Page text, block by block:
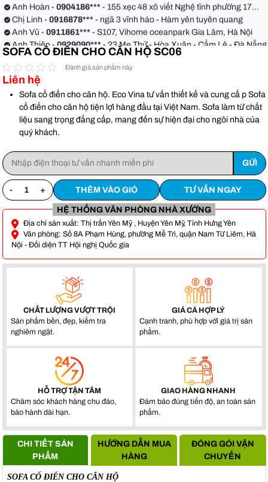
Anh Hoàn - 0904186*** - 155 xẹc 48 xô viết Nghệ tĩnh phường 17
quận Bình Thạnh
Chị Linh - 0916878***
- ngã 3 vĩnh hảo - Hàm yên tuyên quang
Anh Vũ - 0911861*** - S107, Vihome oceanpark Gia Lâm, Hà Nội
Anh Thiện - 0929090*** - 23 Mẹ Thứ - Hòa Xuân - Cẩm Lệ - Đà Nẵng
Chị Hoa -0988068***- 56 Nguyễn Khang, Cầu Giấy
Anh Việt -0349582***- Toà Moonlight An Lạc, Vân Canh Hoài Đức
Anh Hoàn -
quận Bình Thạnh
Chị Linh - 0916878***
- ngã 3 vĩnh hảo - Hàm yên tuyên quang
Anh Vũ - 0911861*** - S107, Vihome oceanpark Gia Lâm, Hà Nội
SOFA CỔ ĐIỂN CHO CĂN HỘ SC06
Đánh giá sản phẩm này
Liên hệ
Sofa cổ điển cho căn hộ. Eco Vina tư vấn thiết kế và cung cấ p Sofa
cổ điển cho căn hộ tiện lợi hàng đầu tại Việt Nam. Sofa làm từ chất
liệu sang trọng đẳng cấp, mang đến sự hiện đại cho ngôi nhà của
quý khách.
- + THÊM VÀO GIỎ TƯ VẤN NGAY
HỆ THỐNG VĂN PHÒNG NHÀ XƯỞNG
Địa chỉ sản xuất: Thị trấn Yên Mỹ , Huyện Yên Mỹ, Tỉnh Hưng Yên
Văn phòng: Số 8A Phạm Hùng, phường Mễ Trì, quận Nam Từ Liêm, Hà
Nội - Đối diện TT Hội nghị Quốc gia
CHẤT LƯỢNG VƯỢT TRỘI
Sản phẩm bền, đẹp, kiểm tra
nghiêm ngặt.
GIÁ CẢ HỢP LÝ
Cạnh tranh, phù hợp với giá trị sản
phẩm.
HỖ TRỢ TẬN TÂM
Chăm sóc khách hàng chu đáo,
bảo hành dài hạn.
GIAO HÀNG NHANH
Đảm bảo đúng tiến độ, an toàn sản
phẩm.
CHI TIẾT SẢN
PHẨM
HƯỚNG DẪN MUA
HÀNG
ĐÓNG GÓI VẬN
CHUYỂN
SOFA CỔ ĐIỂN CHO CĂN HỘ